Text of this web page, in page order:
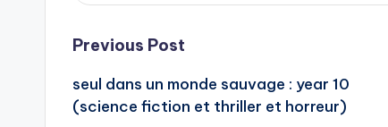
Post
navigation
Previous Post
seul dans un monde sauvage : year 10
(science fiction et thriller et horreur)